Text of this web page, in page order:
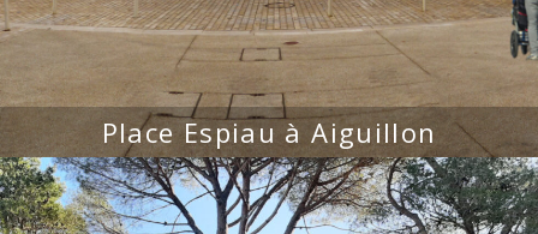
Place Espiau à Aiguillon